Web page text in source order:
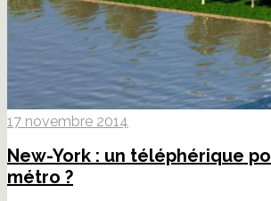
17 novembre 2014
New-York : un téléphérique
métro ?